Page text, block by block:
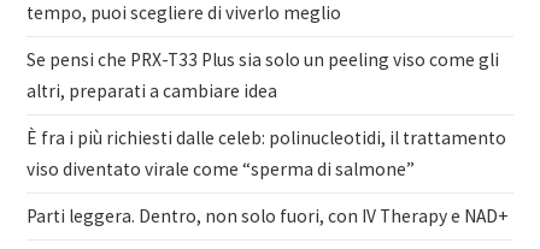
tempo, puoi scegliere di viverlo meglio
Se pensi che PRX-T33 Plus sia solo un peeling viso come gli
altri, preparati a cambiare idea
È fra i più richiesti dalle celeb: polinucleotidi, il trattamento
viso diventato virale come “sperma di salmone”
Parti leggera. Dentro, non solo fuori, con IV Therapy e NAD+